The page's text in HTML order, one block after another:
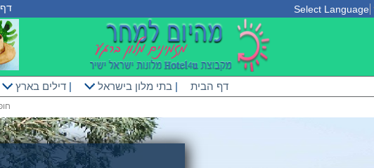
Select Language
דילים בארץ| בתי מלון בישראל | דף הבית